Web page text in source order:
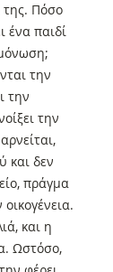
της. Πόσο
ένα παιδί
την
την
την
και δεν
πράγμα
και η
Ωστόσο,